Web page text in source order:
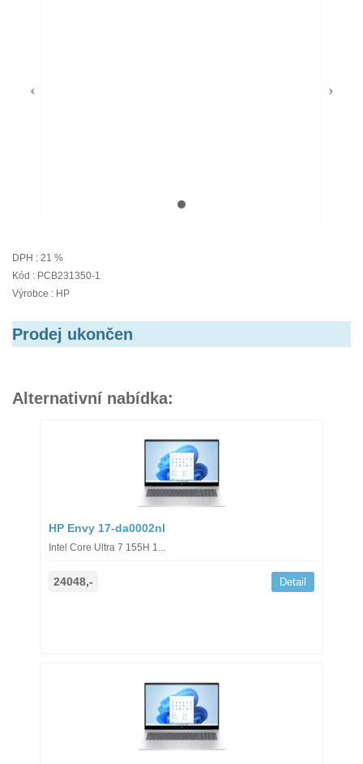
DPH : 21 %
Kód : PCB231350-1
Výrobce : HP
Prodej ukončen
Alternativní nabídka:
HP Envy 17-da0002nl
Intel Core Ultra 7 155H 1...
24048,- Detail